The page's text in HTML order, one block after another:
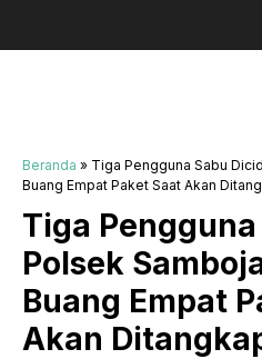
Beranda » Tiga Pengguna Sabu
Buang Empat Paket Saat Akan
Tiga
Polsek
Buang Empat
Akan